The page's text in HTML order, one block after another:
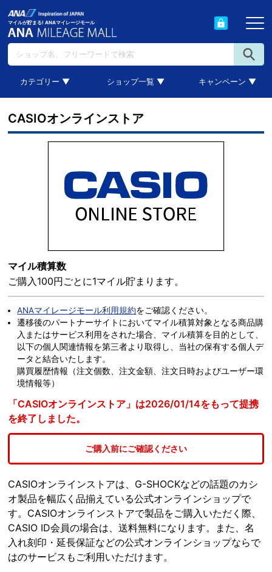
マイルが貯まる! ANAマイレージモール
カテゴリー ▼ ショップ一覧 ▼ キャンペーン ▼
CASIOオンラインストア
マイル積算数
ご購入100円ごとに1マイル貯まります。
ANAマイレージモール利用規約をご確認ください。
遷移後のパートナーサイトにおいてマイル積算対象となる商品購
入またはサービス利用をされた場合、マイル積算を目的として、
以下の個人関連情報を第三者より取得し、当社の保有する個人デ
ータと結合いたします。
購買履歴情報（注文個数、注文金額、注文日時およびユーザー環
境情報等）
「CASIOオンラインストア」は2026/01/14をもって提携
を終了しました。
ご購入前にご確認ください
CASIOオンラインストアは、G-SHOCKなどの話題のカシ
オ製品を幅広く品揃えている公式オンラインショップで
す。CASIOオンラインストアで製品をご購入いただく際、
CASIO ID会員の場合は、送料無料になります。また、名
入れ刻印・延長保証などの公式オンラインショップならで
はのサービスもご利用いただけます。